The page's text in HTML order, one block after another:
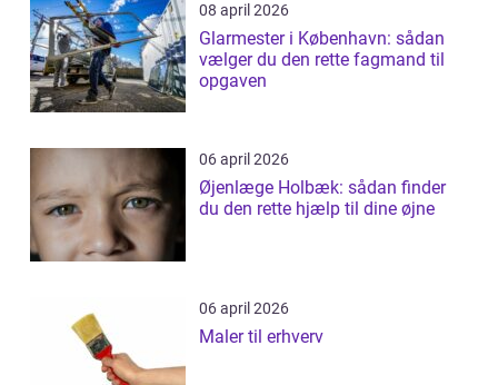
08 april 2026
Glarmester i København: sådan
vælger du den rette fagmand til
opgaven
06 april 2026
Øjenlæge Holbæk: sådan finder
du den rette hjælp til dine øjne
06 april 2026
Maler til erhverv